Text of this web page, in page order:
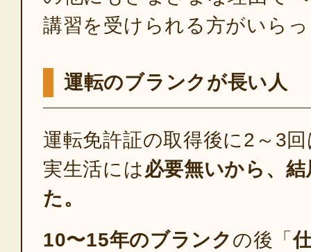
講習を受けられる方がいら
運転のブランクが長い人
運転免許証の取得後に2～3
実生活には必要無いから、
た。
10〜15年のブランクの後「